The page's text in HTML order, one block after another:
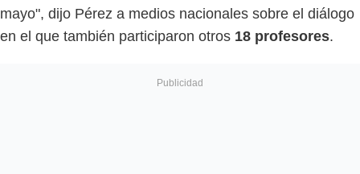
mayo", dijo Pérez a medios nacionales sobre el diálogo
en el que también participaron otros 18 profesores.